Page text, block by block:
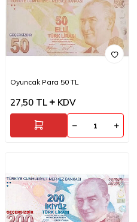
Oyuncak Para 50 TL
27,50 TL KDV